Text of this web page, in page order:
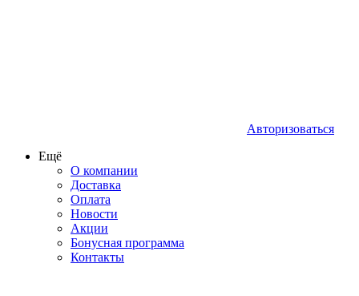
Авторизоваться
Ещё
О компании
Доставка
Оплата
Новости
Акции
Бонусная программа
Контакты